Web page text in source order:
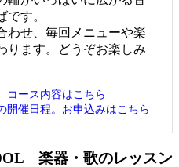
です。
わせ、毎回メニューや楽
ります。どうぞお楽しみ
コース内容はこちら
開催日程。お申込みはこちら
楽器・歌のレッスン